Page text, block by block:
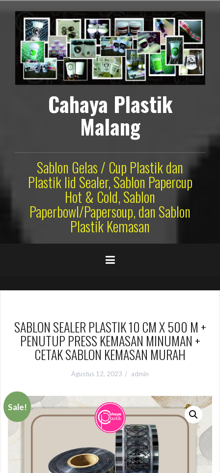
konten
Cahaya Plastik
Malang
Sablon Gelas / Cup Plastik dan
Plastik lid Sealer, Sablon Papercup
Hot & Cold, Sablon
Paperbowl/Papersoup, dan Sablon
Plastik Kemasan
SABLON SEALER PLASTIK 10 CM X 500 M +
PENUTUP PRESS KEMASAN MINUMAN +
CETAK SABLON KEMASAN MURAH
Agustus 12, 2023 admin
Sale!